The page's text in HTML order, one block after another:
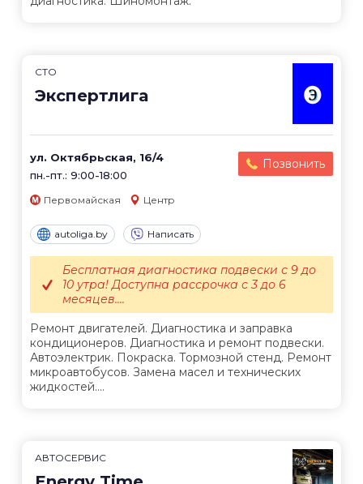
СТО
Экспертлига
ул. Октябрьская, 16/4
пн.-пт.: 9:00-18:00
Позвонить
Первомайская Центр
autoliga.by Написать
Ремонт двигателей. Диагностика и заправка
кондиционеров. Диагностика и ремонт подвески.
Автоэлектрик. Покраска. Тормозной стенд. Ремонт
микроавтобусов. Замена масел и технических
жидкостей....
Бесплатная диагностика подвески с 9 до
10 утра! Доступна рассрочка с 3 до 6
месяцев....
АВТОСЕРВИС